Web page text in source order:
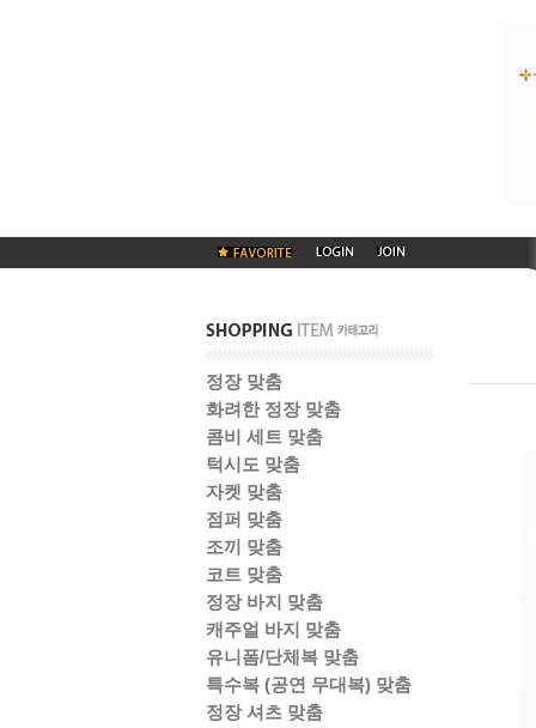
정장 맞춤
화려한 정장 맞춤
콤비 세트 맞춤
턱시도 맞춤
자켓 맞춤
점퍼 맞춤
조끼 맞춤
코트 맞춤
정장 바지 맞춤
캐주얼 바지 맞춤
유니폼/단체복 맞춤
특수복 (공연 무대복) 맞춤
정장 셔츠 맞춤